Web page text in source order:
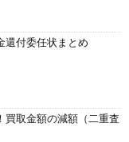
還付委任状まとめ
買取金額の減額（二重査